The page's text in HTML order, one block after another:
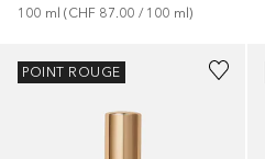
100 ml (CHF 87.00 / 100 ml)
POINT ROUGE